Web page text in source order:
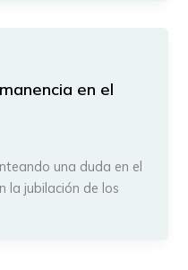
en el
una duda en el
la jubilación de los